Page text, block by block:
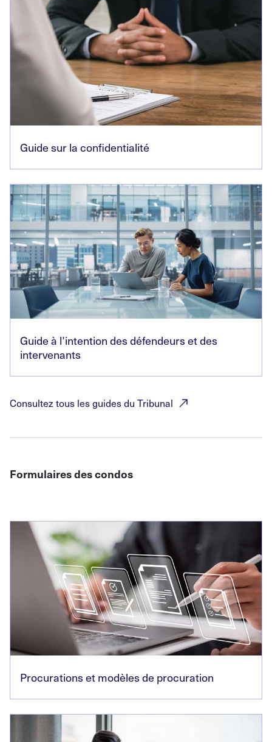
Guide sur la confidentialité
Guide à l’intention des défendeurs et des
intervenants
Consultez tous les guides du Tribunal
Formulaires des condos
Procurations et modèles de procuration